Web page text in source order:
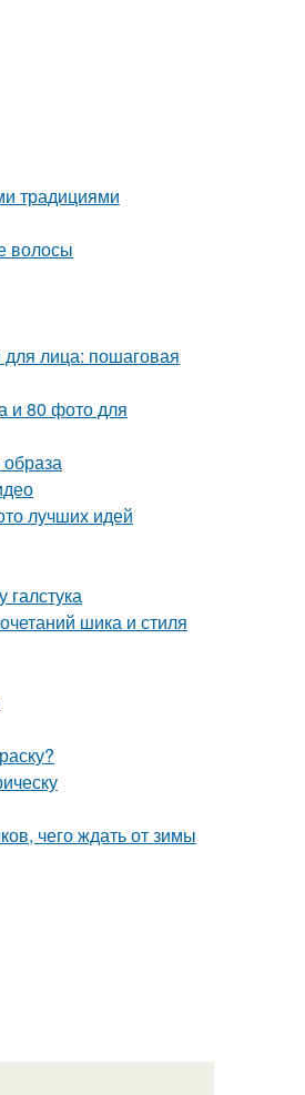
традициями
волосы
для лица: пошаговая
и 80 фото для
лучших идей
шика и стиля
чего ждать от зимы